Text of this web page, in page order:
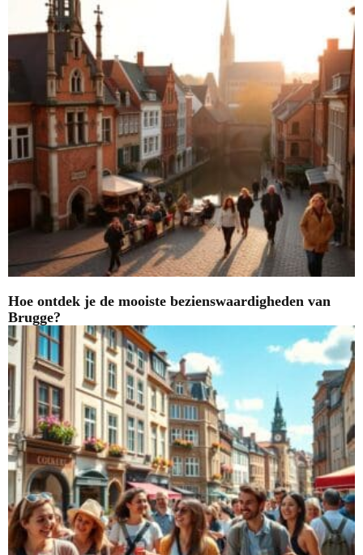
Hoe ontdek je de mooiste bezienswaardigheden van
Brugge?